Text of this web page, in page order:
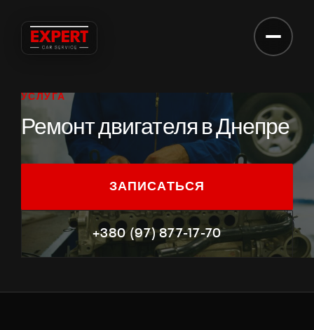
УСЛУГА
Ремонт двигателя в Днепре
ЗАПИСАТЬСЯ
+380 (97) 877-17-70
ВАШЕ ИМЯ
МАРКА АВТО / КОММЕНТАРИЙ